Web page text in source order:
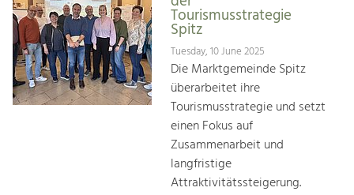
Tourismusstrategie
Spitz
Tuesday, 10 June 2025
Die Marktgemeinde Spitz
überarbeitet ihre
Tourismusstrategie und setzt
einen Fokus auf
Zusammenarbeit und
langfristige
Attraktivitätssteigerung.